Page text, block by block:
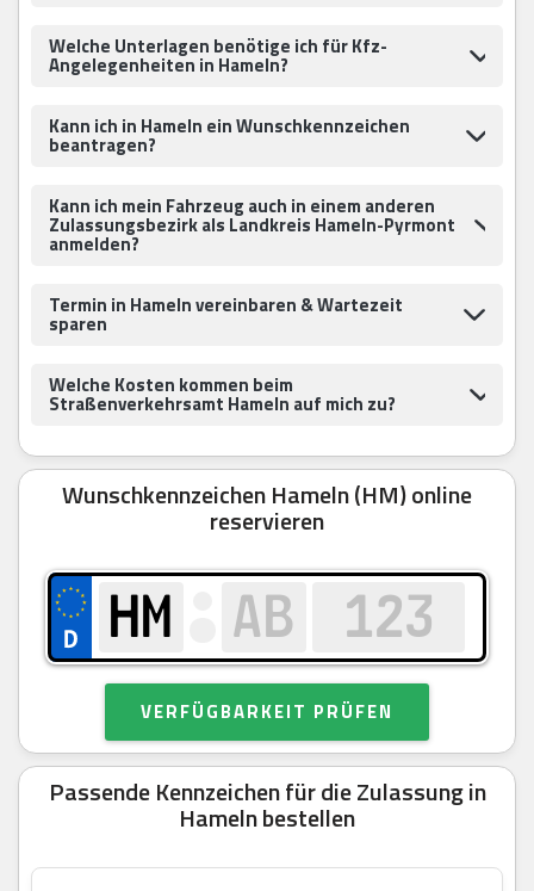
Welche Unterlagen benötige ich für Kfz-
Angelegenheiten in Hameln?
Kann ich in Hameln ein Wunschkennzeichen
beantragen?
Kann ich mein Fahrzeug auch in einem anderen
Zulassungsbezirk als Landkreis Hameln-Pyrmont
anmelden?
Termin in Hameln vereinbaren & Wartezeit
sparen
Welche Kosten kommen beim
Straßenverkehrsamt Hameln auf mich zu?
Wunschkennzeichen Hameln (HM) online
reservieren
VERFÜGBARKEIT PRÜFEN
Passende Kennzeichen für die Zulassung in
Hameln bestellen